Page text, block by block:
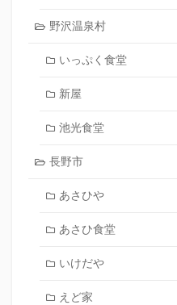
野沢温泉村
いっぷく食堂
新屋
池光食堂
長野市
あさひや
あさひ食堂
いけだや
えど家